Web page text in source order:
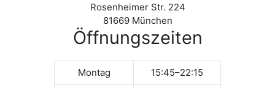
Rosenheimer Str. 224
81669 München
Öffnungszeiten
Montag 15:45–22:15